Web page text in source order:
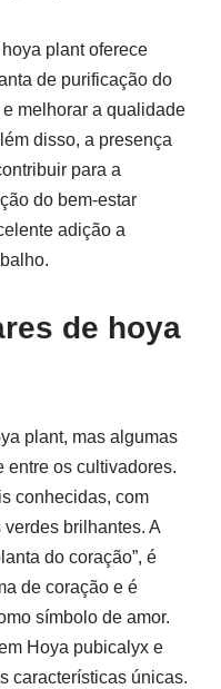
plant oferece
de purificação do
melhorar a qualidade
disso, a presença
para a
do bem-estar
adição a
de hoya
plant, mas algumas
entre os cultivadores.
conhecidas, com
brilhantes. A
do coração”, é
de coração e é
símbolo de amor.
Hoya pubicalyx e
características únicas.